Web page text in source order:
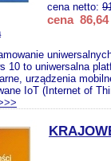
cena netto:
cena 86,64
10 to uniwersalna
urządzenia
IoT (Internet of